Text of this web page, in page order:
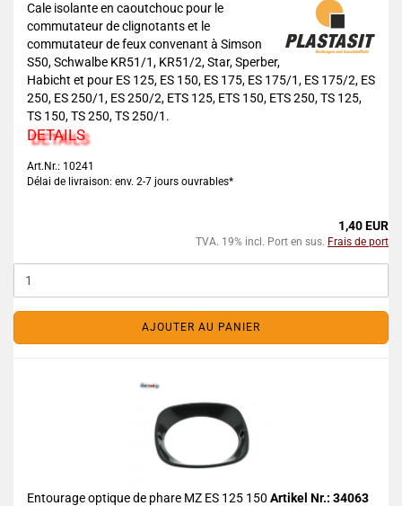
Cale isolante en caoutchouc pour le
commutateur de clignotants et le
commutateur de feux convenant à Simson
S50, Schwalbe KR51/1, KR51/2, Star, Sperber,
Habicht et pour ES 125, ES 150, ES 175, ES 175/1, ES 175/2, ES
250, ES 250/1, ES 250/2, ETS 125, ETS 150, ETS 250, TS 125,
TS 150, TS 250, TS 250/1.
DETAILS
Art.Nr.: 10241
Délai de livraison: env. 2-7 jours ouvrables*
1,40 EUR
TVA. 19% incl. Port en sus. Frais de port
AJOUTER AU PANIER
Entourage optique de phare MZ ES 125 150 Artikel Nr.: 34063